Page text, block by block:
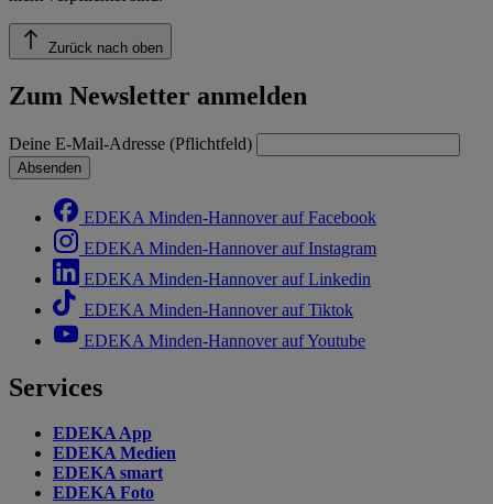
Zurück nach oben
Zum Newsletter anmelden
Deine E-Mail-Adresse (Pflichtfeld)
Absenden
EDEKA Minden-Hannover auf Facebook
EDEKA Minden-Hannover auf Instagram
EDEKA Minden-Hannover auf Linkedin
EDEKA Minden-Hannover auf Tiktok
EDEKA Minden-Hannover auf Youtube
Services
EDEKA App
EDEKA Medien
EDEKA smart
EDEKA Foto